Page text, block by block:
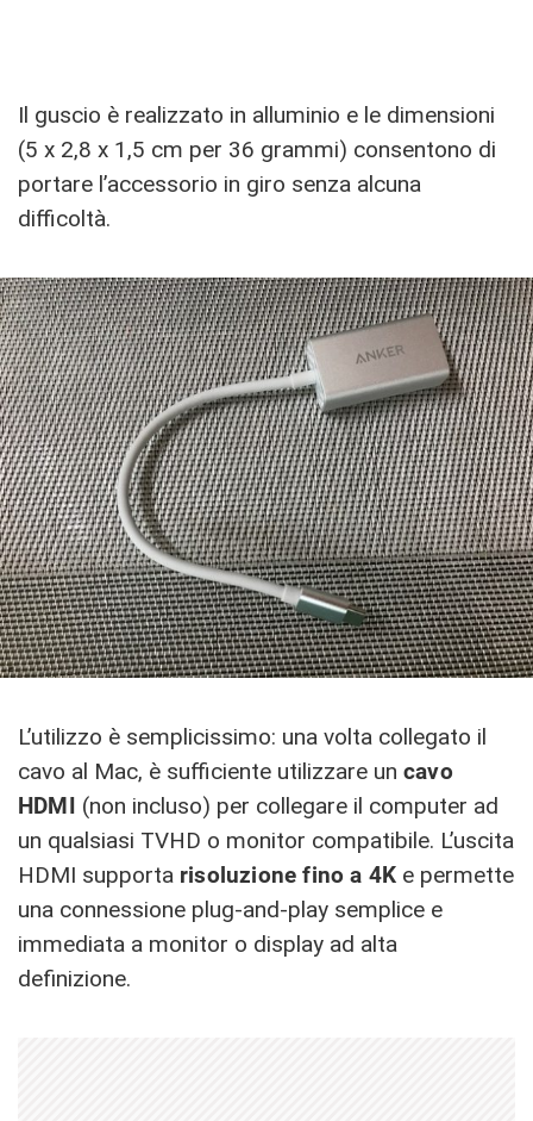
Il guscio è realizzato in alluminio e le dimensioni
(5 x 2,8 x 1,5 cm per 36 grammi) consentono di
portare l’accessorio in giro senza alcuna
difficoltà.
L’utilizzo è semplicissimo: una volta collegato il
cavo al Mac, è sufficiente utilizzare un cavo
HDMI (non incluso) per collegare il computer ad
un qualsiasi TVHD o monitor compatibile. L’uscita
HDMI supporta risoluzione fino a 4K e permette
una connessione plug-and-play semplice e
immediata a monitor o display ad alta
definizione.